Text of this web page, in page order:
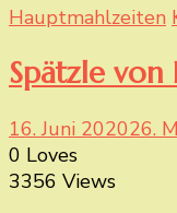
Hauptmahlzeiten
Spätzle von
16. Juni 202026.
0 Loves
3356 Views